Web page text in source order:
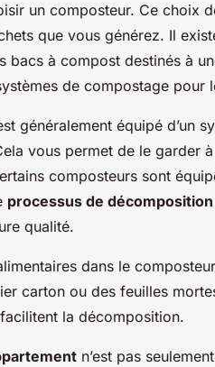
un composteur. Ce choix
que vous générez. Il
à compost destinés à
de compostage pour
généralement équipé d’un
vous permet de le garder
composteurs sont
processus de décomposition
qualité.
dans le
carton ou des feuilles
la décomposition.
n’est pas